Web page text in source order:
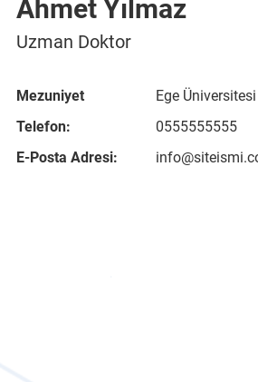
Ahmet Yılmaz
Uzman Doktor
Mezuniyet
Ege Üniversitesi
Telefon:
0555555555
E-Posta Adresi: